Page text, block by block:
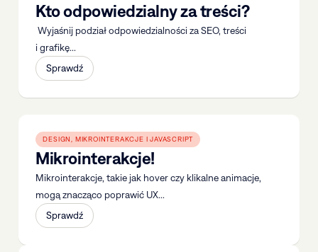
Kto odpowiedzialny za treści?
Wyjaśnij podział odpowiedzialności za SEO, treści
i grafikę...
Sprawdź
DESIGN, MIKROINTERAKCJE I JAVASCRIPT
Mikrointerakcje!
Mikrointerakcje, takie jak hover czy klikalne animacje,
mogą znacząco poprawić UX...
Sprawdź